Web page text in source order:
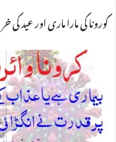
کورونا کی مارا ماری اور عید کی